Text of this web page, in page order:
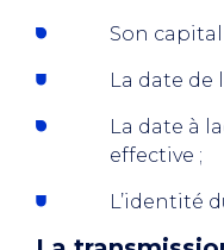
Son capital
La date de
La date à
effective ;
L’identité